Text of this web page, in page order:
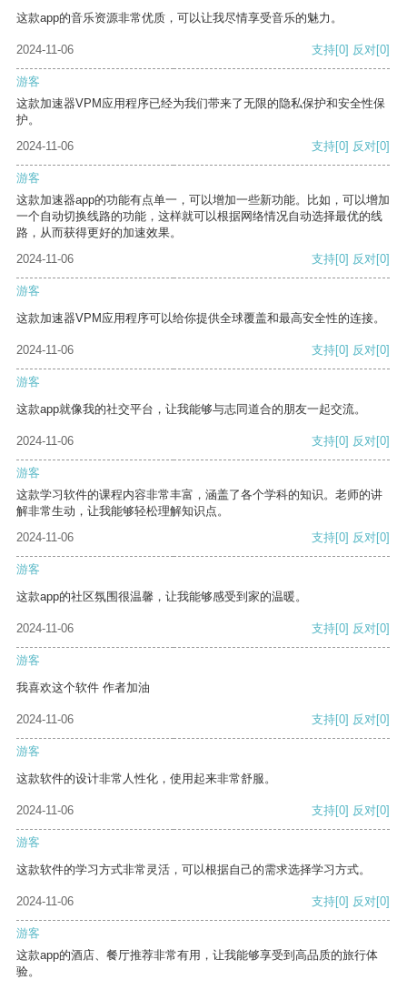
这款app的音乐资源非常优质，可以让我尽情享受音乐的魅力。
2024-11-06 支持[0] 反对[0]
游客
这款加速器VPM应用程序已经为我们带来了无限的隐私保护和安全性保
护。
2024-11-06
支持[0] 反对[0]
游客
这款加速器app的功能有点单一，可以增加一些新功能。比如，可以增加
一个自动切换线路的功能，这样就可以根据网络情况自动选择最优的线
路，从而获得更好的加速效果。
2024-11-06
支持[0] 反对[0]
游客
这款加速器VPM应用程序可以给你提供全球覆盖和最高安全性的连接。
2024-11-06 支持[0] 反对[0]
游客
这款app就像我的社交平台，让我能够与志同道合的朋友一起交流。
2024-11-06 支持[0] 反对[0]
游客
这款学习软件的课程内容非常丰富，涵盖了各个学科的知识。老师的讲
解非常生动，让我能够轻松理解知识点。
2024-11-06
支持[0] 反对[0]
游客
这款app的社区氛围很温馨，让我能够感受到家的温暖。
2024-11-06 支持[0] 反对[0]
游客
我喜欢这个软件 作者加油
2024-11-06 支持[0] 反对[0]
游客
这款软件的设计非常人性化，使用起来非常舒服。
2024-11-06 支持[0] 反对[0]
游客
这款软件的学习方式非常灵活，可以根据自己的需求选择学习方式。
2024-11-06 支持[0] 反对[0]
游客
这款app的酒店、餐厅推荐非常有用，让我能够享受到高品质的旅行体
验。